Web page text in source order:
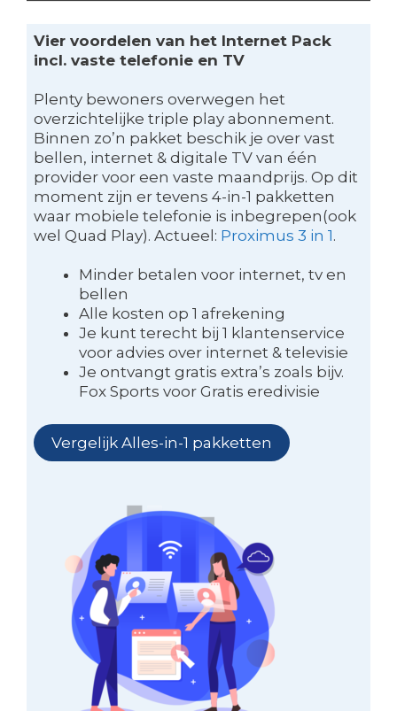
Vier voordelen van het Internet Pack
incl. vaste telefonie en TV
Plenty bewoners overwegen het
overzichtelijke triple play abonnement.
Binnen zo’n pakket beschik je over vast
bellen, internet & digitale TV van één
provider voor een vaste maandprijs. Op dit
moment zijn er tevens 4-in-1 pakketten
waar mobiele telefonie is inbegrepen(ook
wel Quad Play). Actueel: Proximus 3 in 1.
Minder betalen voor internet, tv en
bellen
Alle kosten op 1 afrekening
Je kunt terecht bij 1 klantenservice
voor advies over internet & televisie
Je ontvangt gratis extra’s zoals bijv.
Fox Sports voor Gratis eredivisie
Vergelijk Alles-in-1 pakketten